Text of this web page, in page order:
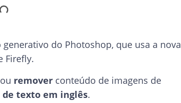
do Photoshop, que usa a nova
Firefly.
ou remover conteúdo de imagens de
de texto em inglês.